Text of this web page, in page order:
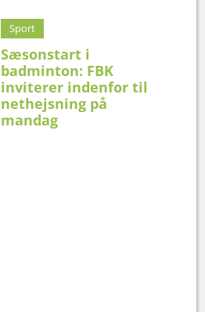
Sport
Sæsonstart i
badminton: FBK
inviterer indenfor til
nethejsning på
mandag